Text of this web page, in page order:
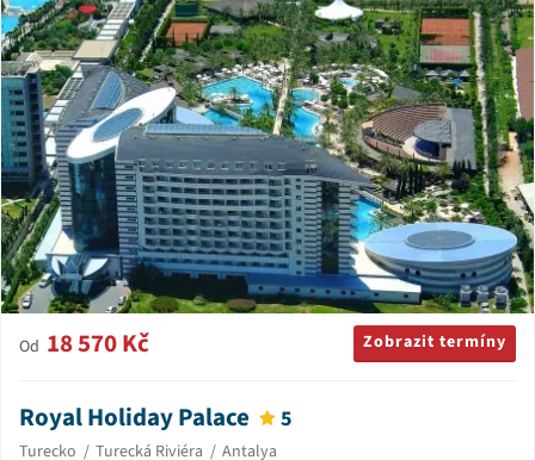
Od 18 570 Kč Zobrazit termíny
Royal Holiday Palace 5
Turecko Turecká Riviéra Antalya